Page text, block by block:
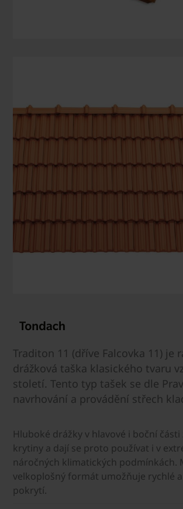
Traditon 11 (dříve Falcovka 11) je
drážková taška klasického tvaru
století. Tento typ tašek se dle
navrhování a provádění střech
Hluboké drážky v hlavové i boční
krytiny a dají se proto používat i v
náročných klimatických podmínkách.
velkoplošný formát umožňuje rychlé
pokrytí.